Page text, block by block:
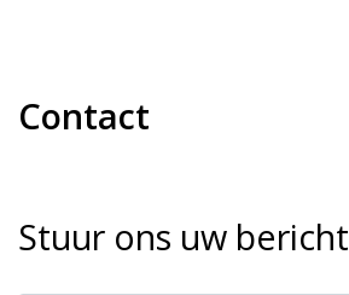
Contact
Stuur ons uw bericht